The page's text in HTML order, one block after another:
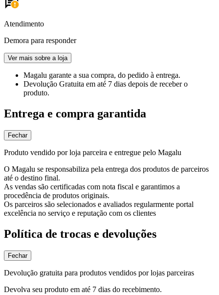
Atendimento
Demora para responder
Ver mais sobre a loja
Magalu garante a sua compra, do pedido à entrega.
Devolução Gratuita em até 7 dias depois de receber o
produto.
Entrega e compra garantida
Fechar
Produto vendido por loja parceira e entregue pelo Magalu
O Magalu se responsabiliza pela entrega dos produtos de parceiros
até o destino final.
As vendas são certificadas com nota fiscal e garantimos a
procedência de produtos originais.
Os parceiros são selecionados e avaliados regularmente portal
excelência no serviço e reputação com os clientes
Política de trocas e devoluções
Fechar
Devolução gratuita para produtos vendidos por lojas parceiras
Devolva seu produto em até 7 dias do recebimento.